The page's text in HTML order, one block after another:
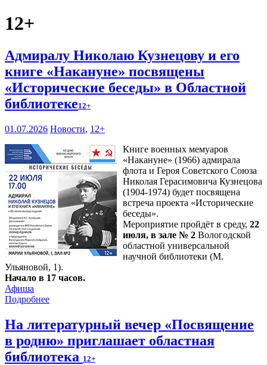
12+
Адмиралу Николаю Кузнецову и его
книге «Накануне» посвящены
«Исторические беседы» в Областной
библиотеке12+
01.07.2026 Новости, 12+
Книге военных мемуаров
«Накануне» (1966) адмирала
флота и Героя Советского Союза
Николая Герасимовича Кузнецова
(1904-1974) будет посвящена
встреча проекта «Исторические
беседы».
Мероприятие пройдёт в среду, 22
июля, в зале № 2 Вологодской
областной универсальной
научной библиотеки (М.
Ульяновой, 1).
Начало в 17 часов.
Афиша
Подробнее
На литературный вечер «Посвящение
в родню» приглашает областная
библиотека 12+